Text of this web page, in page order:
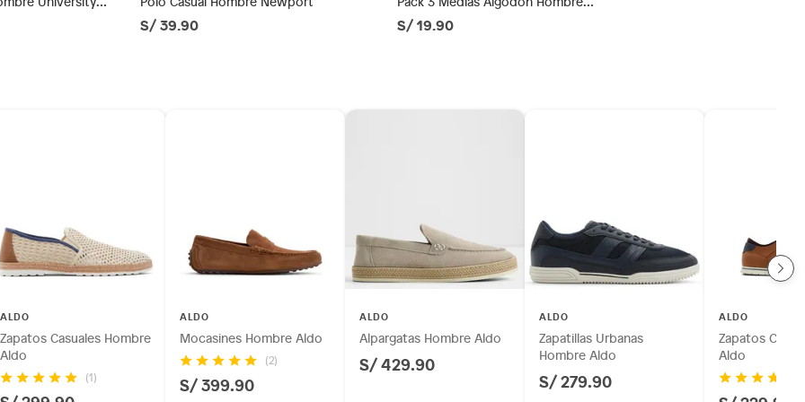
tecnología, línea blanca, colchones, muebles,
S/ 39.90
Newport
S/ 19.90
ALDO
Zapatos Casuales Hombre
Aldo
(1)
ALDO
Mocasines Hombre Aldo
(2)
S/ 399.90
ALDO
Alpargatas Hombre Aldo
S/ 429.90
ALDO
Zapatillas Urbanas
Hombre Aldo
S/ 279.90
ALDO
Zapatos
Aldo